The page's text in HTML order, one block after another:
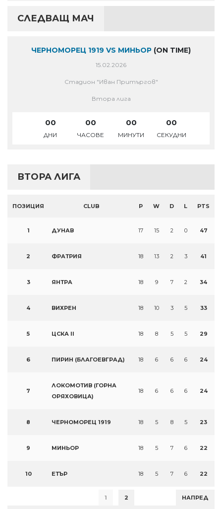
СЛЕДВАЩ МАЧ
ЧЕРНОМОРЕЦ 1919 VS МИНЬОР (ON TIME)
15.02.2026
Стадион "Иван Притъргов"
Втора лига
00
ДНИ
00
ЧАСОВЕ
00
МИНУТИ
00
СЕКУДНИ
ВТОРА ЛИГА
ПОЗИЦИЯ CLUB P W D L PTS
1 ДУНАВ 17 15 2 0 47
2 ФРАТРИЯ 18 13 2 3 41
3 ЯНТРА 18 9 7 2 34
4 ВИХРЕН 18 10 3 5 33
5 ЦСКА II 18 8 5 5 29
6 ПИРИН (БЛАГОЕВГРАД) 18 6 6 6 24
7
ЛОКОМОТИВ (ГОРНА
ОРЯХОВИЦА)
18 6 6 6 24
8 ЧЕРНОМОРЕЦ 1919 18 5 8 5 23
9 МИНЬОР 18 5 7 6 22
10 ЕТЪР 18 5 7 6 22
1 2 НАПРЕД